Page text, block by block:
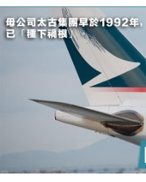
損失近6900萬元
16:05
財經｜日經失守
財經｜恒隆10月
粦接任
財經｜韓股反覆波
財經｜內地7月美
差達1125億美元
12:44
財經｜日本春季三